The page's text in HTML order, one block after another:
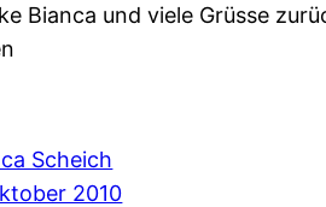
Bianca und viele Grüsse
Scheich
2010